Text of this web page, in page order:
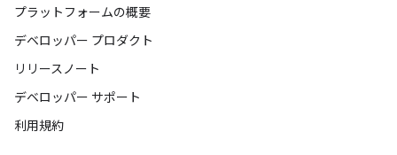
プラットフォームの概要
デベロッパー プロダクト
リリースノート
デベロッパー サポート
利用規約